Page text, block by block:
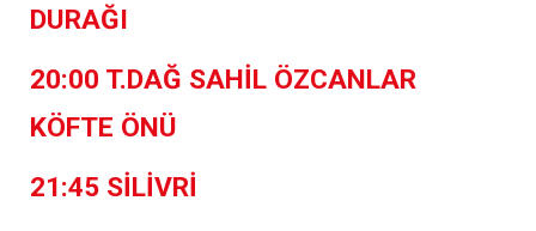
DURAĞI
20:00 T.DAĞ SAHİL ÖZCANLAR
KÖFTE ÖNÜ
21:45 SİLİVRİ